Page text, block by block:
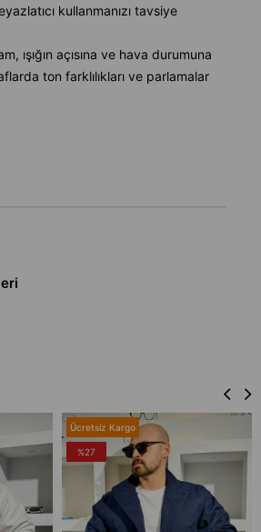
kullanmanızı tavsiye
ışığın açısına ve hava durumuna
ton farklılıkları ve parlamalar
Ücretsiz Kargo
%27